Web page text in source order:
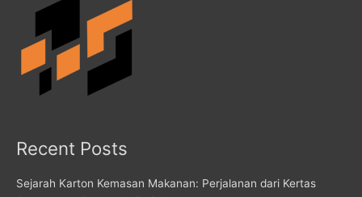
Recent Posts
Sejarah Karton Kemasan Makanan: Perjalanan dari Kertas